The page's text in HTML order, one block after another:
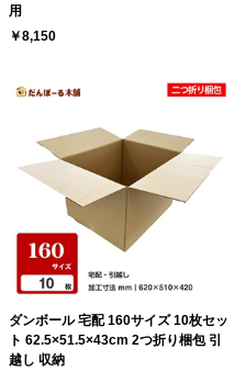
用
￥8,150
ダンボール 宅配 160サイズ 10枚セッ
ト 62.5×51.5×43cm 2つ折り梱包 引
越し 収納